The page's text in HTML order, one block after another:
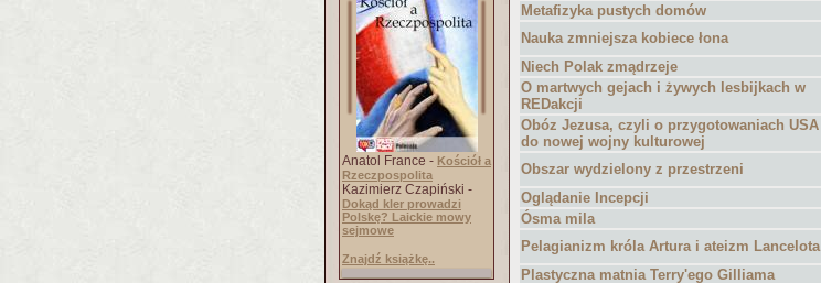
Anatol France - Kościół a
Rzeczpospolita
Kazimierz Czapiński -
Dokąd kler prowadzi
Polskę? Laickie mowy
sejmowe
Znajdź książkę..
Metafizyka pustych domów
Nauka zmniejsza kobiece łona
Niech Polak zmądrzeje
O martwych gejach i żywych lesbijkach w
REDakcji
Obóz Jezusa, czyli o przygotowaniach USA
do nowej wojny kulturowej
Obszar wydzielony z przestrzeni
Oglądanie Incepcji
Ósma mila
Pelagianizm króla Artura i ateizm Lancelota
Plastyczna matnia Terry'ego Gilliama